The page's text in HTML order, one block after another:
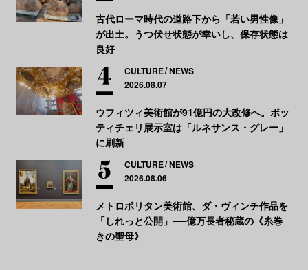
古代ローマ時代の道路下から「若い男性像」
が出土。うつ伏せ状態が幸いし、保存状態は
良好
CULTURE NEWS
2026.08.07
ウフィツィ美術館が91億円の大改修へ。ボッ
ティチェリ展示室は「ルネサンス・グレー」
に刷新
CULTURE NEWS
2026.08.06
メトロポリタン美術館、ダ・ヴィンチ作品を
「しれっと公開」──億万長者秘蔵の《糸巻
きの聖母》